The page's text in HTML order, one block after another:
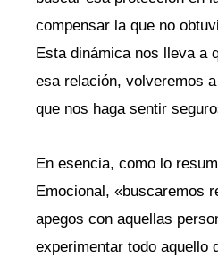
compensar la que no
Esta dinámica nos lleva a
esa relación, volveremos
que nos haga sentir
En esencia, como lo
Emocional, «buscaremos
apegos con aquellas
experimentar todo aquello